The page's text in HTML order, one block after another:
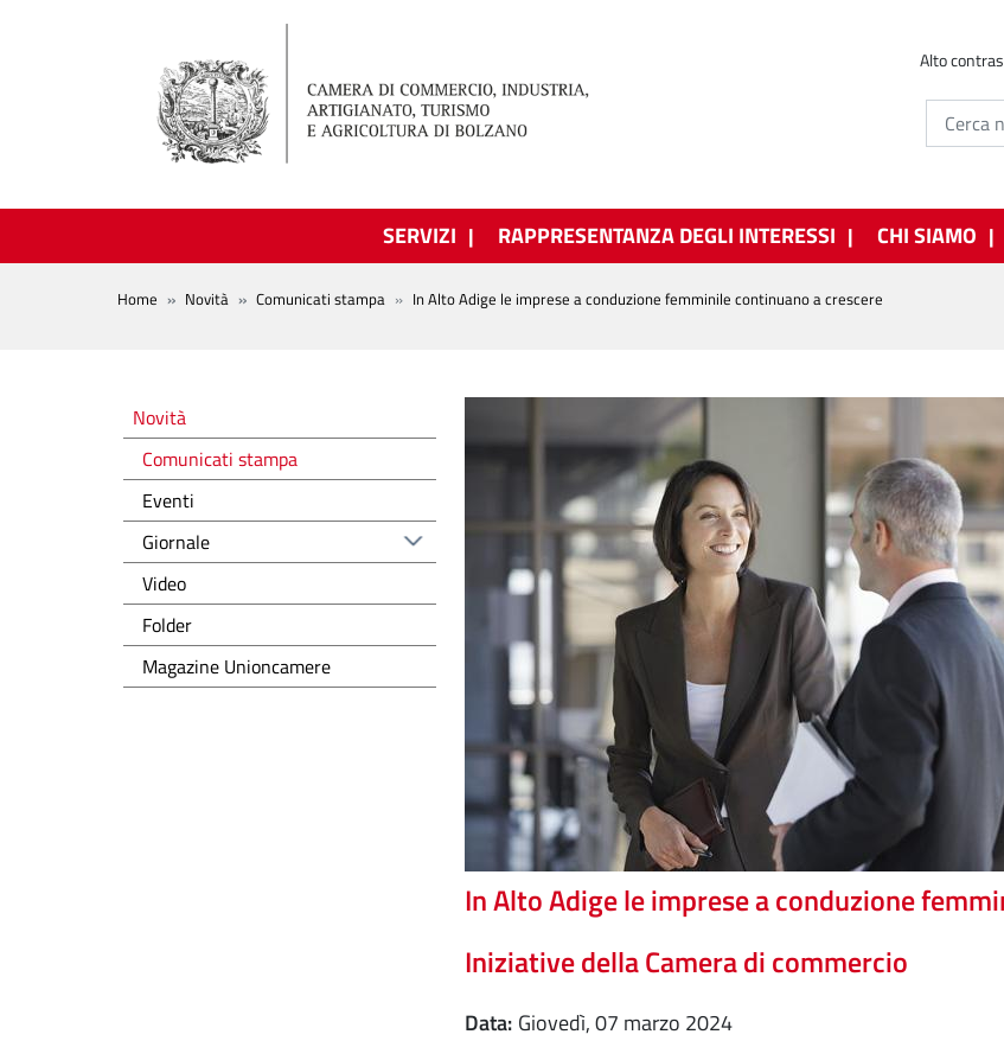
Alto
SERVIZI RAPPRESENTANZA DEGLI INTERESSI CHI SIAMO
BREADCRUMB
Home Novità Comunicati stampa In Alto Adige le imprese a conduzione femminile continuano a crescere
In Alto Adige le imprese a conduzione
Iniziative della Camera di commercio
Data
giovedì, 07 marzo 2024
Novità
Novità
Comunicati stampa
Eventi
Giornale
Video
Folder
Magazine Unioncamere